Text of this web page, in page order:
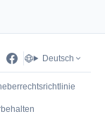
Deutsch
Tab)